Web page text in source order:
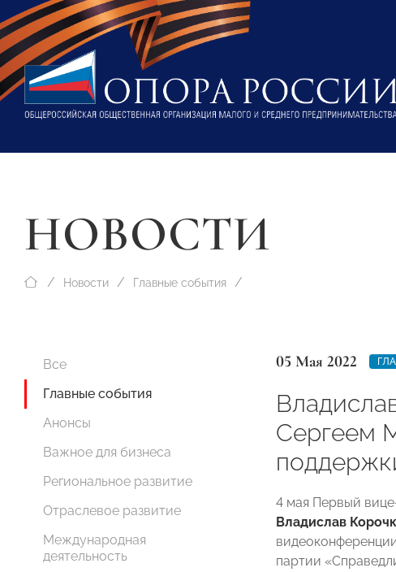
НОВОСТИ
Новости Главные события
Все
Главные события
Анонсы
Важное для бизнеса
Региональное развитие
Отраслевое развитие
Международная
деятельность
05 Мая 2022
Сергеем
4 мая Первый
Владислав
партии